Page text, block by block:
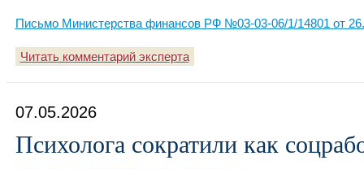
Письмо Министерства финансов РФ №03-03-06/1/14801 от
Читать комментарий эксперта
07.05.2026
Психолога сократили как